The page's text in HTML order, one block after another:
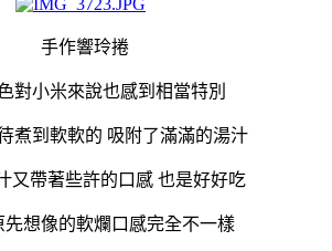
手作響玲捲
對小米來說也感到相當特別
煮到軟軟的 吸附了滿滿的湯汁
又帶著些許的口感 也是好好吃
先想像的軟爛口感完全不一樣